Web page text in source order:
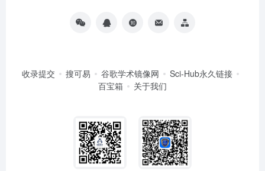
收录提交 搜可易 谷歌学术镜像网
Sci-Hub永久链接
百宝箱
关于我们